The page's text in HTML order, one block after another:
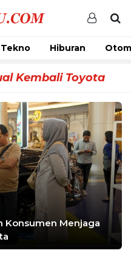
Tekno Hiburan
Kembali Toyota
Konsumen Menjaga